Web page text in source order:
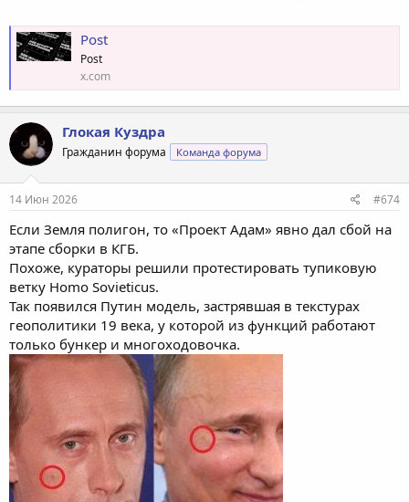
Post
Post
x.com
Глокая Куздра
Гражданин форума Команда форума
14 Июн 2026 #674
Если Земля полигон, то «Проект Адам» явно дал сбой на
этапе сборки в КГБ.
Похоже, кураторы решили протестировать тупиковую
ветку Homo Sovieticus.
Так появился Путин модель, застрявшая в текстурах
геополитики 19 века, у которой из функций работают
только бункер и многоходовочка.